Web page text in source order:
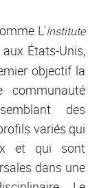
L'Institute
États-Unis,
objectif la
communauté
des
variés qui
et qui sont
dans une